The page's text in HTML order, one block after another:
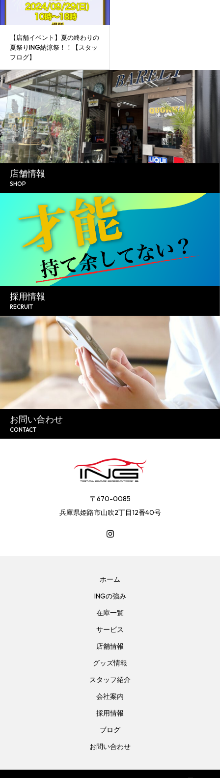
【店舗イベント】夏の終わりの
夏祭りING納涼祭！！【スタッ
フログ】
店舗情報
SHOP
採用情報
RECRUIT
お問い合わせ
CONTACT
〒670-0085
兵庫県姫路市山吹2丁目12番40号
ホーム
INGの強み
在庫一覧
サービス
店舗情報
グッズ情報
スタッフ紹介
会社案内
採用情報
ブログ
お問い合わせ